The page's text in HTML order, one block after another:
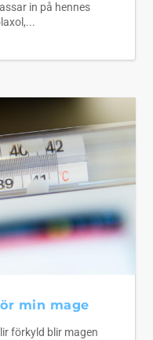
in på hennes
min mage
förkyld blir magen